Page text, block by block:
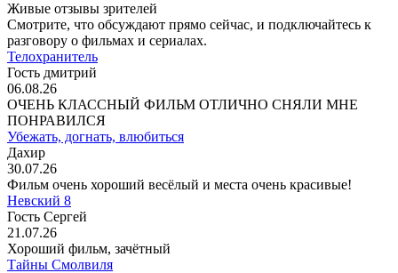
Живые отзывы зрителей
Смотрите, что обсуждают прямо сейчас, и подключайтесь к
разговору о фильмах и сериалах.
Телохранитель
Гость дмитрий
06.08.26
ОЧЕНЬ КЛАССНЫЙ ФИЛЬМ ОТЛИЧНО СНЯЛИ МНЕ
ПОНРАВИЛСЯ
Убежать, догнать, влюбиться
Дахир
30.07.26
Фильм очень хороший весёлый и места очень красивые!
Невский 8
Гость Сергей
21.07.26
Хороший фильм, зачётный
Тайны Смолвиля